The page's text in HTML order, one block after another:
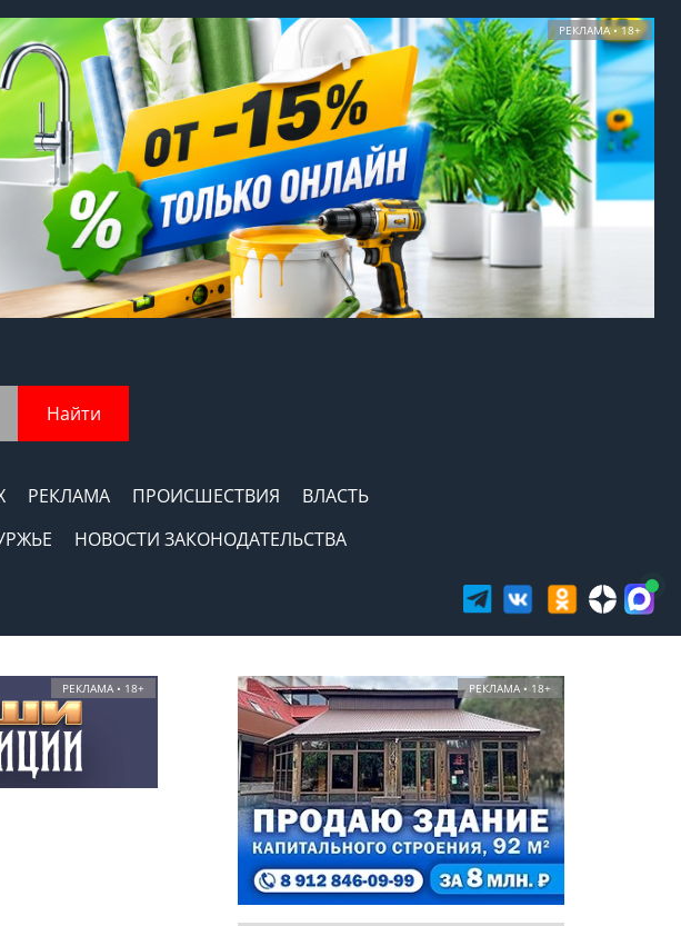
РЕКЛАМА • 18+
Найти
РЕКЛАМА ПРОИСШЕСТВИЯ
ВЛАСТЬ
НОВОСТИ ЗАКОНОДАТЕЛЬСТВА
РЕКЛАМА • 18+ РЕКЛАМА • 18+